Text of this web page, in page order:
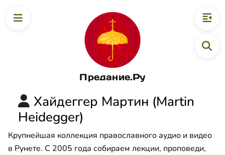
Предание.Ру
Хайдеггер Мартин (Martin
Heidegger)
Крупнейшая коллекция православного аудио и видео
в Рунете. С 2005 года собираем лекции, проповеди,